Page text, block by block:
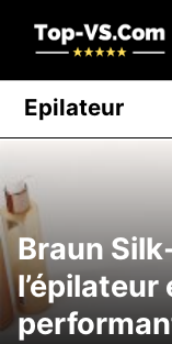
Epilateur
Braun